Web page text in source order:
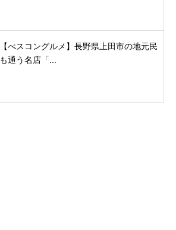
【べスコングルメ】長野県上田市の地元民
も通う名店「...